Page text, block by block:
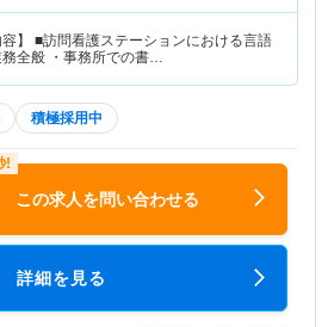
容】 ■訪問看護ステーションにおける言語
務全般 ・事務所での書…
積極採用中
この求人を問い合わせる
詳細を見る